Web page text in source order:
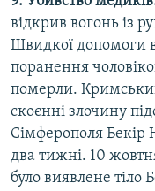
відкрив вогонь із
Швидкої допомоги
поранення
померли.
скоєнні злочину
Сімферополя Бекір
два тижні. 10
було виявлене тіло